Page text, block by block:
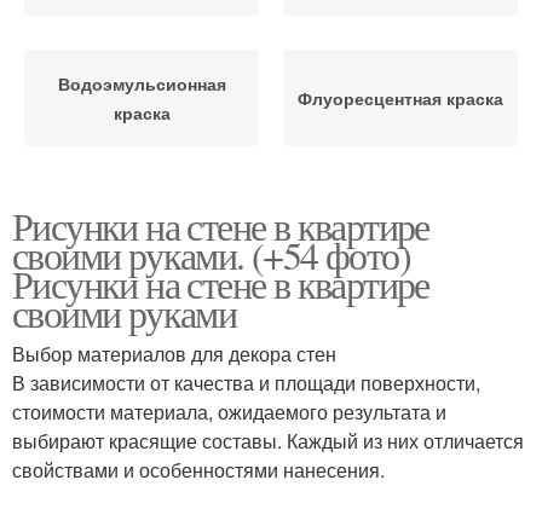
Водоэмульсионная
краска
Флуоресцентная краска
Рисунки на стене в квартире
своими руками. (+54 фото)
Рисунки на стене в квартире
своими руками
Выбор материалов для декора стен
В зависимости от качества и площади поверхности,
стоимости материала, ожидаемого результата и
выбирают красящие составы. Каждый из них отличается
свойствами и особенностями нанесения.